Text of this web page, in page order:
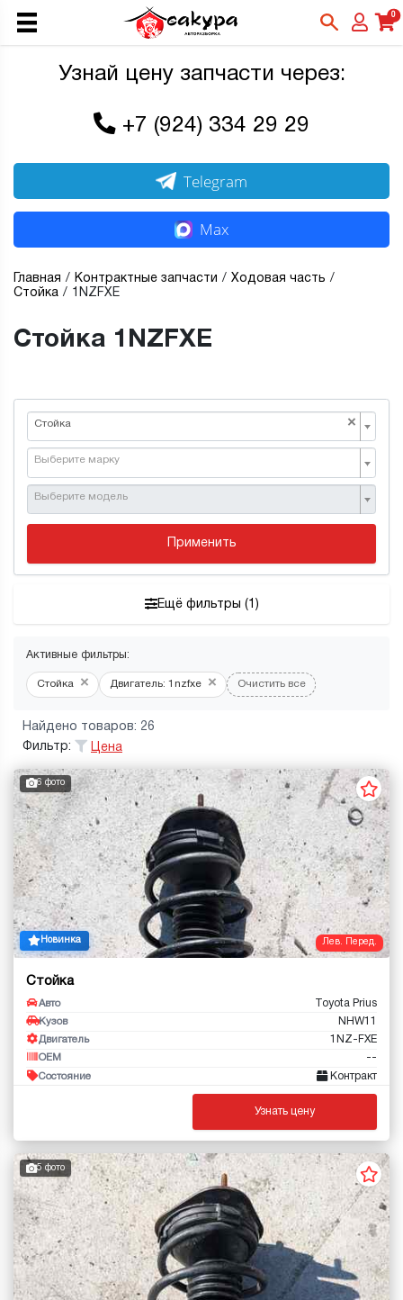
0
Узнай цену запчасти через:
+7 (924) 334 29 29
Telegram
Max
Главная Контрактные запчасти
Ходовая часть
Стойка
1NZFXE
Стойка 1NZFXE
×
Стойка
Выберите марку
Выберите модель
Применить
Ещё фильтры (1)
Активные фильтры:
Стойка × Двигатель: 1nzfxe × Очистить все
Найдено товаров: 26
Фильтр:
Цена
Лев. Перед.
6 фото
Новинка
Стойка
Авто Toyota Prius
Кузов NHW11
Двигатель 1NZ-FXE
OEM --
Состояние Контракт
Узнать цену
5 фото